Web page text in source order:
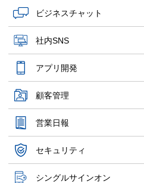
ビジネスチャット
社内SNS
アプリ開発
顧客管理
営業日報
セキュリティ
シングルサインオン